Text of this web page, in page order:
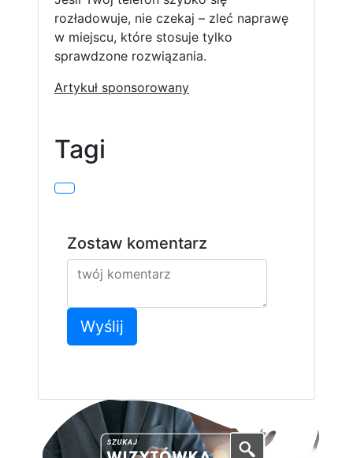
rozładowuje, nie czekaj – zleć naprawę
w miejscu, które stosuje tylko
sprawdzone rozwiązania.
Artykuł sponsorowany
Tagi
Zostaw komentarz
Wyślij